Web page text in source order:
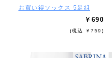
お買い得ソックス 5足組
￥690
(税込 ￥759)